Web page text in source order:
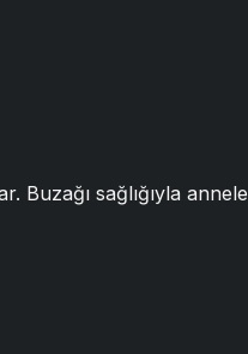
Buzağı sağlığıyla